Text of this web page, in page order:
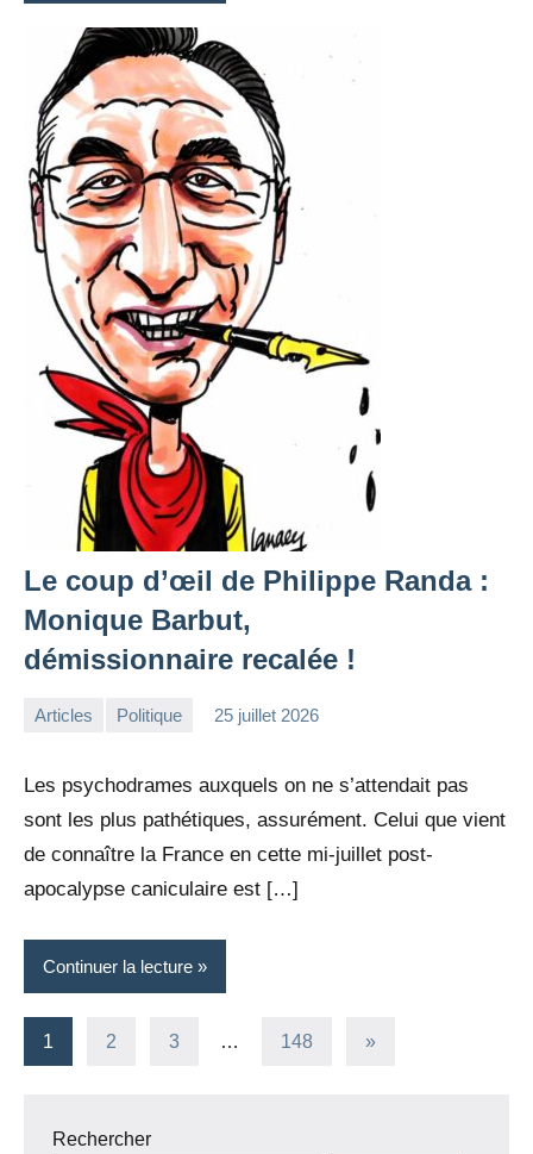
Le coup d’œil de Philippe Randa :
Monique Barbut,
démissionnaire recalée !
Articles Politique 25 juillet 2026
Les psychodrames auxquels on ne s’attendait pas
sont les plus pathétiques, assurément. Celui que vient
de connaître la France en cette mi-juillet post-
apocalypse caniculaire est […]
Continuer la lecture
Pagination
publications
1 2 3 … 148
Articles
»
Rechercher